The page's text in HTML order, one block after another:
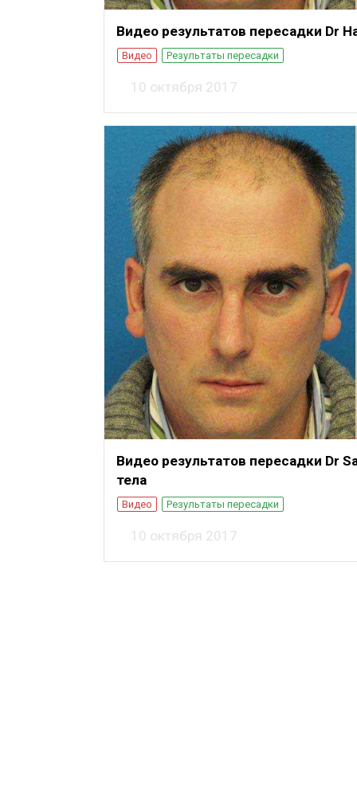
Видео результатов пересадки Dr
Видео Результаты пересадки
10 октября 2017
Видео результатов пересадки Dr
тела
Видео Результаты пересадки
10 октября 2017